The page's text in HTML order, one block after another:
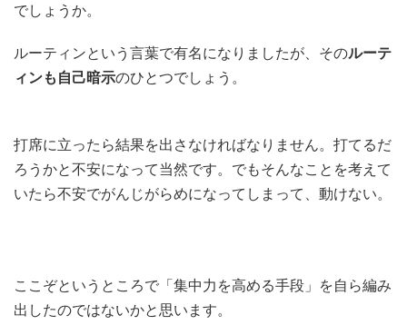
でしょうか。
ルーティンという言葉で有名になりましたが、そのルーテ
ィンも自己暗示のひとつでしょう。
打席に立ったら結果を出さなければなりません。打てるだ
ろうかと不安になって当然です。でもそんなことを考えて
いたら不安でがんじがらめになってしまって、動けない。
ここぞというところで「集中力を高める手段」を自ら編み
出したのではないかと思います。